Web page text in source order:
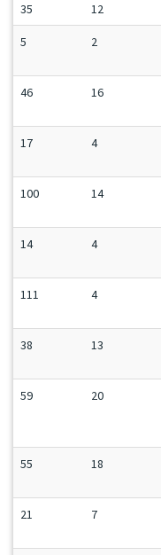
35 12
5 2
46 16
17 4
100 14
14 4
111 4
38 13
59 20
55 18
21 7